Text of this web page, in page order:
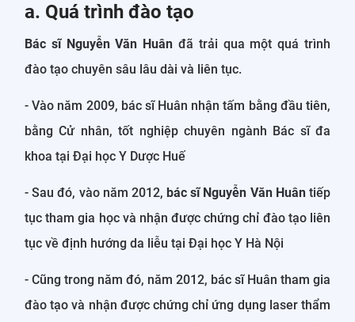
a. Quá trình đào tạo
Bác sĩ Nguyễn Văn Huân đã trải qua một quá trình
đào tạo chuyên sâu lâu dài và liên tục.
- Vào năm 2009, bác sĩ Huân nhận tấm bằng đầu tiên,
bằng Cử nhân, tốt nghiệp chuyên ngành Bác sĩ đa
khoa tại Đại học Y Dược Huế
- Sau đó, vào năm 2012,bác sĩ Nguyễn Văn Huântiếp
tục tham gia học và nhận được chứng chỉ đào tạo liên
tục về định hướng da liễu tại Đại học Y Hà Nội
- Cũng trong năm đó, năm 2012, bác sĩ Huân tham gia
đào tạo và nhận được chứng chỉ ứng dụng laser thẩm